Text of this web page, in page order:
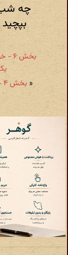
چه شب
«